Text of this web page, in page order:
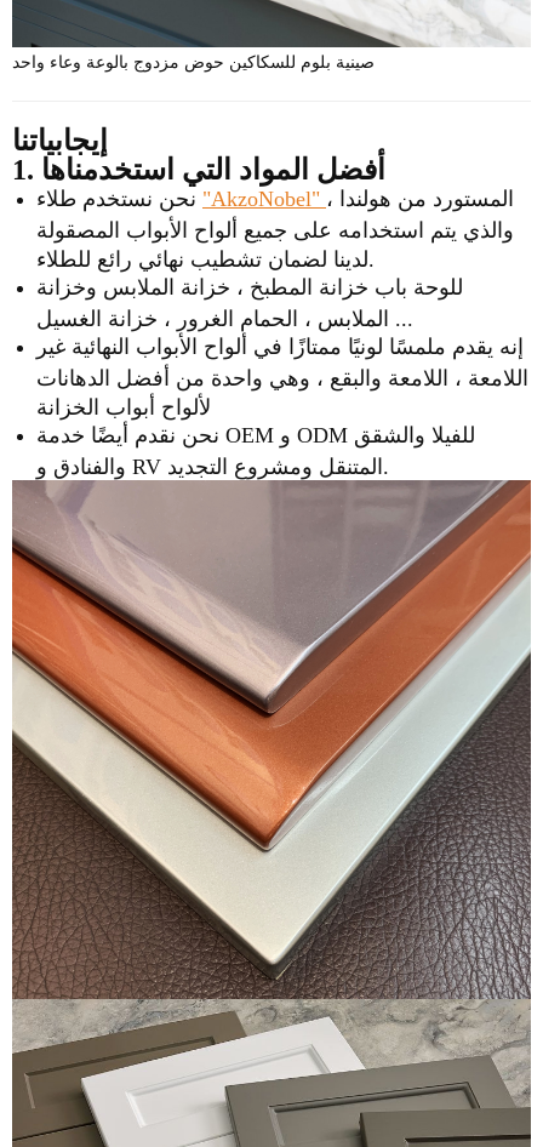
صينية بلوم للسكاكين حوض مزدوج بالوعة وعاء واحد
إيجابياتنا
1. أفضل المواد التي استخدمناها
"AkzoNobel" المستورد من هولندا ،
والذي يتم استخدامه على جميع ألواح الأبواب المصقولة
للوحة باب خزانة المطبخ ، خزانة الملابس وخزانة
إنه يقدم ملمسًا لونيًا ممتازًا في ألواح الأبواب النهائية غير
اللامعة ، اللامعة والبقع ، وهي واحدة من أفضل الدهانات
لألواح أبواب الخزانة
نحن نقدم أيضًا خدمة OEM و ODM للفيلا والشقق